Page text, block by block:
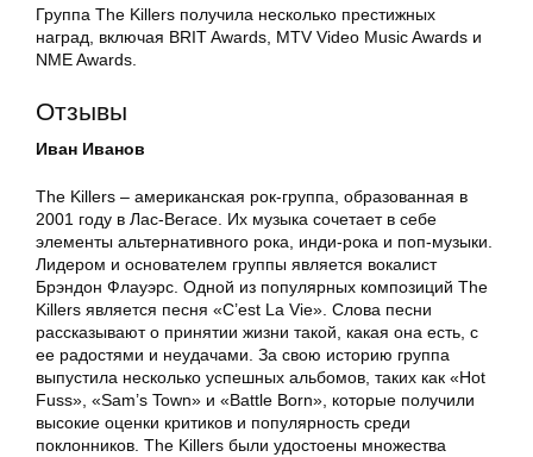
Группа The Killers получила несколько престижных
наград, включая BRIT Awards, MTV Video Music Awards и
NME Awards.
Отзывы
Иван Иванов
The Killers – американская рок-группа, образованная в
2001 году в Лас-Вегасе. Их музыка сочетает в себе
элементы альтернативного рока, инди-рока и поп-музыки.
Лидером и основателем группы является вокалист
Брэндон Флауэрс. Одной из популярных композиций The
Killers является песня «C’est La Vie». Слова песни
рассказывают о принятии жизни такой, какая она есть, с
ее радостями и неудачами. За свою историю группа
выпустила несколько успешных альбомов, таких как «Hot
Fuss», «Sam’s Town» и «Battle Born», которые получили
высокие оценки критиков и популярность среди
поклонников. The Killers были удостоены множества